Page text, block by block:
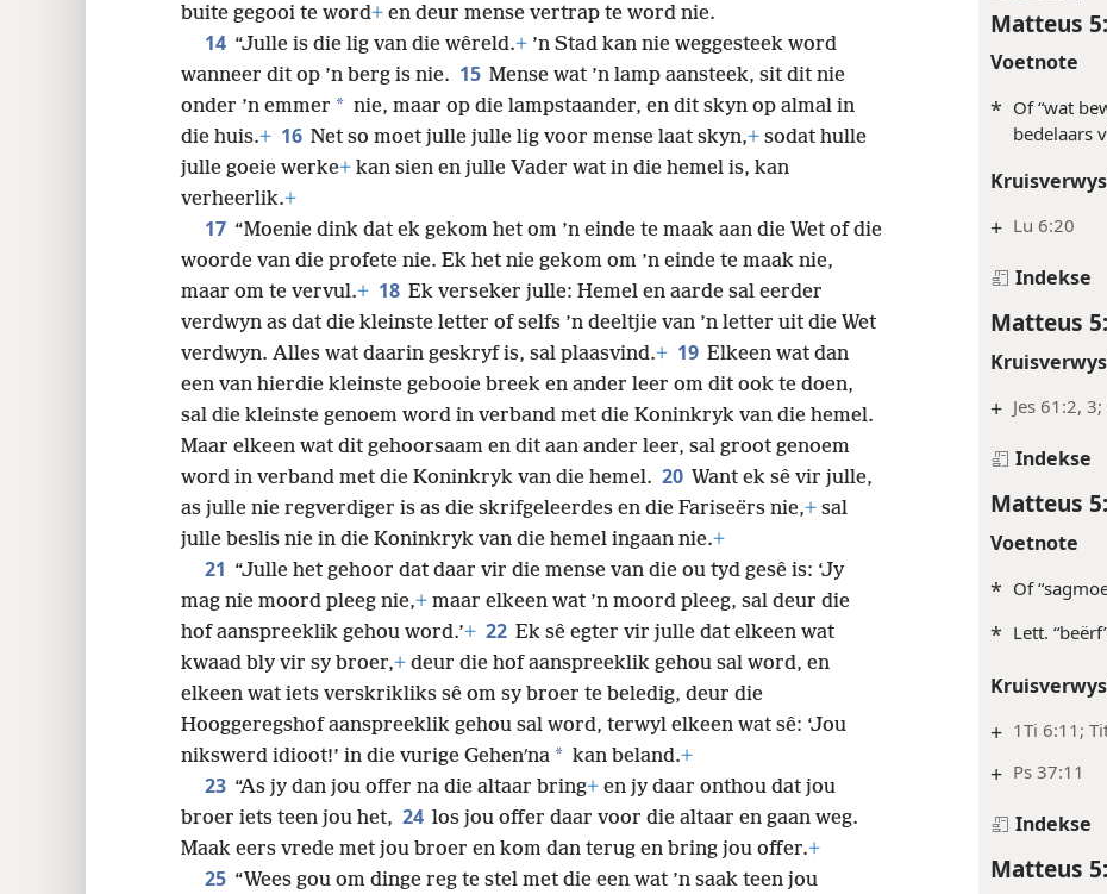
Matteus
Voetnote
* Of “wat
bedelaars
+ Lu 6:20
Indekse
Matteus
+ Jes 61:2,
Indekse
Matteus
Voetnote
* Of
* Lett.
+ 1Ti 6:11;
+ Ps 37:11
Indekse
Matteus
buite gegooi te word+ en deur mense vertrap te word nie.
14 “Julle is die lig van die wêreld.+ ’n Stad kan nie weggesteek word
wanneer dit op ’n berg is nie. 15 Mense wat ’n lamp aansteek, sit dit nie
onder ’n emmer * nie, maar op die lampstaander, en dit skyn op almal in
die huis.+ 16 Net so moet julle julle lig voor mense laat skyn,+ sodat hulle
julle goeie werke+ kan sien en julle Vader wat in die hemel is, kan
verheerlik.+
17 “Moenie dink dat ek gekom het om ’n einde te maak aan die Wet of die
woorde van die profete nie. Ek het nie gekom om ’n einde te maak nie,
maar om te vervul.+ 18 Ek verseker julle: Hemel en aarde sal eerder
verdwyn as dat die kleinste letter of selfs ’n deeltjie van ’n letter uit die Wet
verdwyn. Alles wat daarin geskryf is, sal plaasvind.+ 19 Elkeen wat dan
een van hierdie kleinste gebooie breek en ander leer om dit ook te doen,
sal die kleinste genoem word in verband met die Koninkryk van die hemel.
Maar elkeen wat dit gehoorsaam en dit aan ander leer, sal groot genoem
word in verband met die Koninkryk van die hemel. 20 Want ek sê vir julle,
as julle nie regverdiger is as die skrifgeleerdes en die Fariseërs nie,+ sal
julle beslis nie in die Koninkryk van die hemel ingaan nie.+
21 “Julle het gehoor dat daar vir die mense van die ou tyd gesê is: ‘Jy
mag nie moord pleeg nie,+ maar elkeen wat ’n moord pleeg, sal deur die
hof aanspreeklik gehou word.’+ 22 Ek sê egter vir julle dat elkeen wat
kwaad bly vir sy broer,+ deur die hof aanspreeklik gehou sal word, en
elkeen wat iets verskrikliks sê om sy broer te beledig, deur die
Hooggeregshof aanspreeklik gehou sal word, terwyl elkeen wat sê: ‘Jou
nikswerd idioot!’ in die vurige Gehenʹna * kan beland.+
23 “As jy dan jou offer na die altaar bring+ en jy daar onthou dat jou
broer iets teen jou het, 24 los jou offer daar voor die altaar en gaan weg.
Maak eers vrede met jou broer en kom dan terug en bring jou offer.+
25 “Wees gou om dinge reg te stel met die een wat ’n saak teen jou